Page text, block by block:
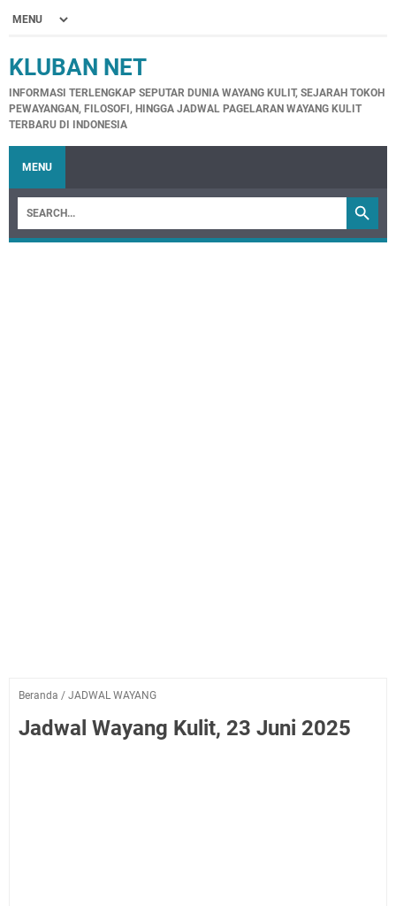
KLUBAN NET
INFORMASI TERLENGKAP SEPUTAR DUNIA WAYANG KULIT, SEJARAH TOKOH
PEWAYANGAN, FILOSOFI, HINGGA JADWAL PAGELARAN WAYANG KULIT
TERBARU DI INDONESIA
MENU
Beranda / JADWAL WAYANG
Jadwal Wayang Kulit, 23 Juni 2025